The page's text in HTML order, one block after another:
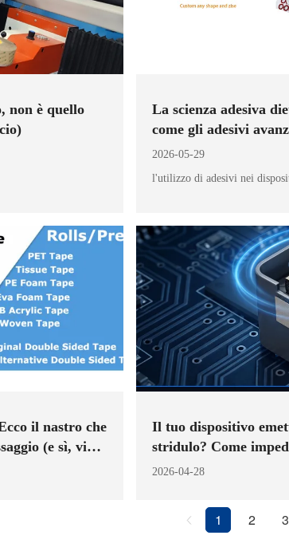
non è quello
La scienza adesiva
come gli adesivi
dispositivi indossabili
2026-05-29
l'utilizzo di adesivi nei
il nastro che
(e sì, vi
Il tuo dispositivo
stridulo? Come
elettromagnetiche di
2026-04-28
1 2 3